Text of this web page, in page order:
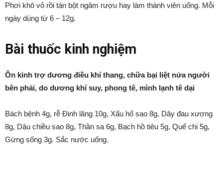
Phơi khô vỏ rồi tán bột ngâm rượu hay làm thành viên uống. Mỗi
ngày dùng từ 6 – 12g.
Bài thuốc kinh nghiệm
Ôn kinh trợ dương điều khí thang, chữa bại liệt nửa người
bên phải, do dương khí suy, phong tê, mình lạnh tê dại
Bách bệnh 4g, rễ Đinh lăng 10g, Xấu hổ sao 8g, Dây đau xương
8g, Dậu chiều sao 8g, Thần sa 6g, Bạch hồ tiêu 5g, Quế chi 5g,
Gừng sống 3g. Sắc nước uống.